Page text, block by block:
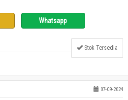
Whatsapp
Stok Tersedia
07-09-2024